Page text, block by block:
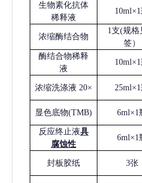
生物素化抗体
稀释液
浓缩酶结合物
1支(规格
签）
酶结合物稀释
液
浓缩洗涤液 20×
显色底物(TMB) 6ml×1
反应终止液具
腐蚀性
6ml×1
封板胶纸 3张